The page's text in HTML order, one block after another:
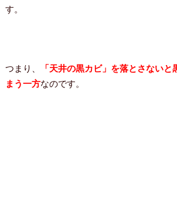
す。
つまり、
「天井の黒カビ」を落とさない
まう一方なのです。